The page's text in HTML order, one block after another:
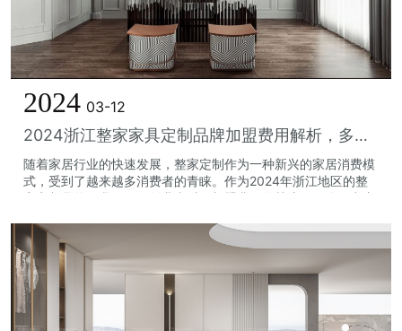
2024 03-12
2024浙江整家家具定制品牌加盟费用解析，多少预算才合适？
随着家居行业的快速发展，整家定制作为一种新兴的家居消费模
式，受到了越来越多消费者的青睐。作为2024年浙江地区的整
家定制品牌，我们深知创业者对于加盟费用的关注。那么，究竟